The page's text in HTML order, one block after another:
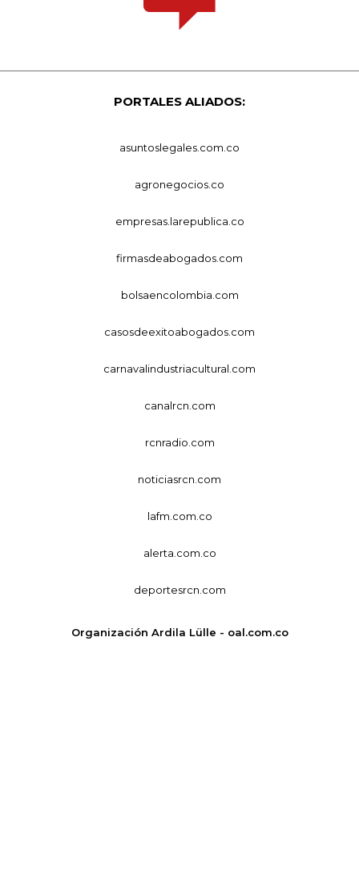
PORTALES ALIADOS:
asuntoslegales.com.co
agronegocios.co
empresas.larepublica.co
firmasdeabogados.com
bolsaencolombia.com
casosdeexitoabogados.com
carnavalindustriacultural.com
canalrcn.com
rcnradio.com
noticiasrcn.com
lafm.com.co
alerta.com.co
deportesrcn.com
Organización Ardila Lülle - oal.com.co